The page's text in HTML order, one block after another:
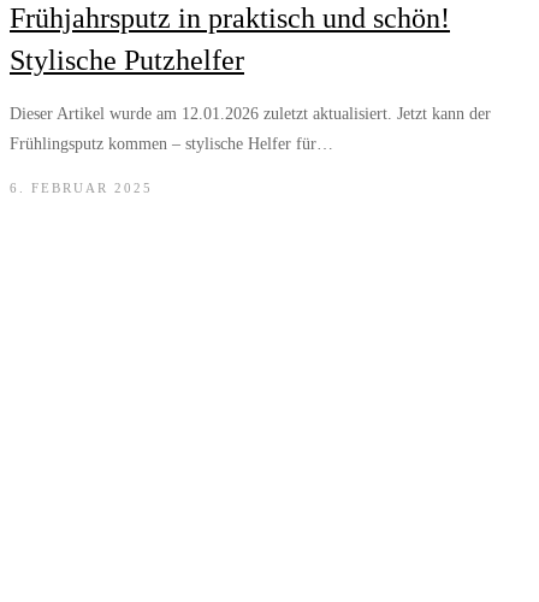
Frühjahrsputz in praktisch und schön!
Stylische Putzhelfer
Dieser Artikel wurde am 12.01.2026 zuletzt aktualisiert. Jetzt kann der
Frühlingsputz kommen – stylische Helfer für…
6. FEBRUAR 2025